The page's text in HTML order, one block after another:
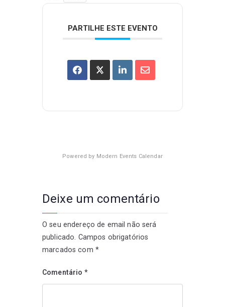
PARTILHE ESTE EVENTO
Powered by Modern Events Calendar
Deixe um comentário
O seu endereço de email não será
publicado. Campos obrigatórios
marcados com *
Comentário *